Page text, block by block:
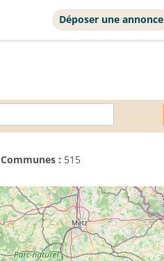
Déposer une annonce
Communes : 515